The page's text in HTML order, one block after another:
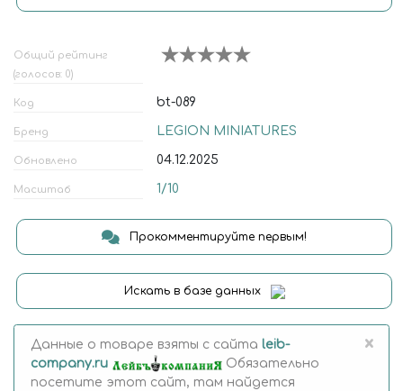
Общий рейтинг
(голосов: 0)
Код bt-089
Бренд LEGION MINIATURES
Обновлено 04.12.2025
Масштаб 1/10
Прокомментируйте первым!
Искать в базе данных
Данные о товаре взяты с сайта leib-
company.ru
Обязательно
посетите этот сайт, там найдется
×